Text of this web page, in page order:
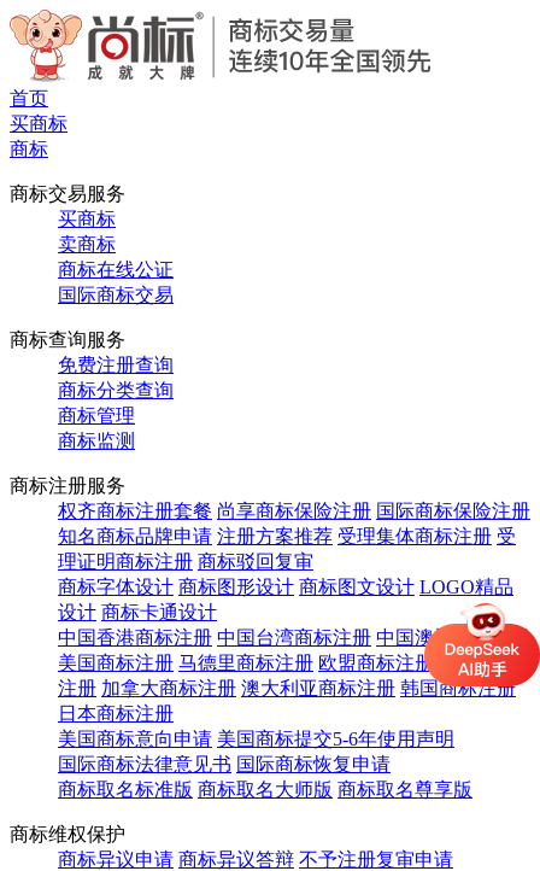
首页
买商标
商标
商标交易服务
买商标
卖商标
商标在线公证
国际商标交易
商标查询服务
免费注册查询
商标分类查询
商标管理
商标监测
商标注册服务
权齐商标注册套餐 尚享商标保险注册 国际商标保险注册
知名商标品牌申请 注册方案推荐 受理集体商标注册 受
理证明商标注册 商标驳回复审
商标字体设计 商标图形设计 商标图文设计 LOGO精品
设计 商标卡通设计
中国香港商标注册 中国台湾商标注册 中国澳门商标注册
美国商标注册 马德里商标注册 欧盟商标注册
英国商标
注册 加拿大商标注册 澳大利亚商标注册 韩国商标注册
日本商标注册
美国商标意向申请 美国商标提交5-6年使用声明
国际商标法律意见书 国际商标恢复申请
商标取名标准版 商标取名大师版 商标取名尊享版
商标维权保护
商标异议申请 商标异议答辩 不予注册复审申请